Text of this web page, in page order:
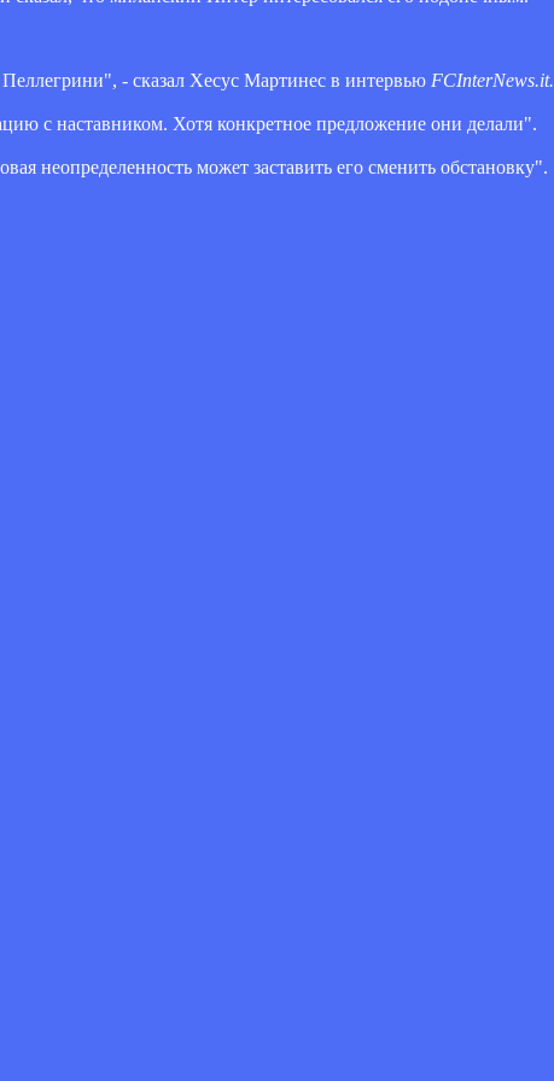
- сказал Хесус Мартинес в интервью FCInterNews.it.
с наставником. Хотя конкретное предложение они делали".
неопределенность может заставить его сменить обстановку".